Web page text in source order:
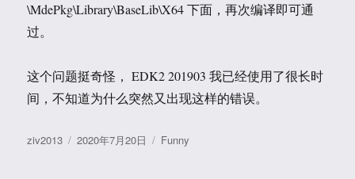
\MdePkg\Library\BaseLib\X64 下面，再次编译即可通
过。
这个问题挺奇怪， EDK2 201903 我已经使用了很长时
间，不知道为什么突然又出现这样的错误。
作
ziv2013
发
2020年7月20日
分
Funny